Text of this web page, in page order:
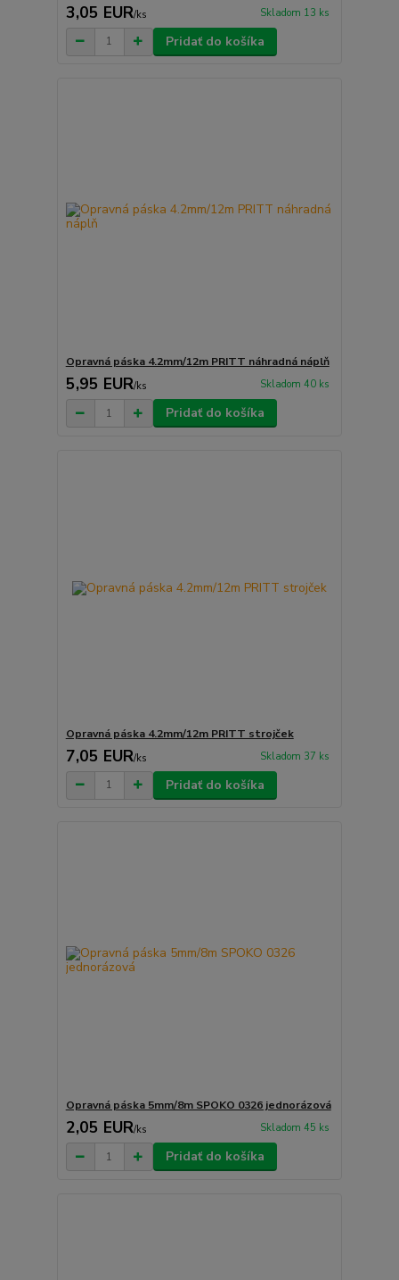
3,05 EUR/ks Skladom 13 ks
Pridať do košíka
Opravná páska 4.2mm/12m PRITT náhradná náplň
5,95 EUR/ks Skladom 40 ks
Pridať do košíka
Opravná páska 4.2mm/12m PRITT strojček
7,05 EUR/ks Skladom 37 ks
Pridať do košíka
Opravná páska 5mm/8m SPOKO 0326 jednorázová
2,05 EUR/ks Skladom 45 ks
Pridať do košíka